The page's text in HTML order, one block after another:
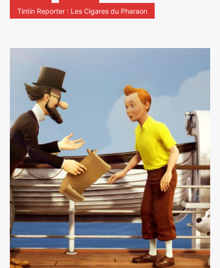
Tintin Reporter : Les Cigares du Pharaon